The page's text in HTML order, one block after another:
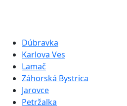
Dúbravka
Karlova Ves
Lamač
Záhorská Bystrica
Jarovce
Petržalka